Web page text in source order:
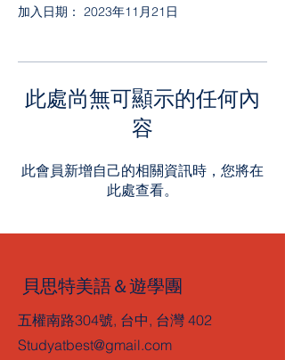
加入日期： 2023年11月21日
此處尚無可顯示的任何內
容
此會員新增自己的相關資訊時，您將在
此處查看。
貝思特美語＆遊學團
五權南路304號, 台中, 台灣 402
Studyatbest@gmail.com